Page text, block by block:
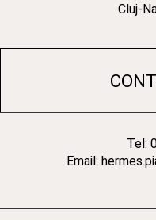
Cluj-
Tel:
Email: